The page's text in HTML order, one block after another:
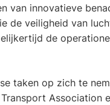
van innovatieve
de veiligheid van
de
taken op zich te
Association